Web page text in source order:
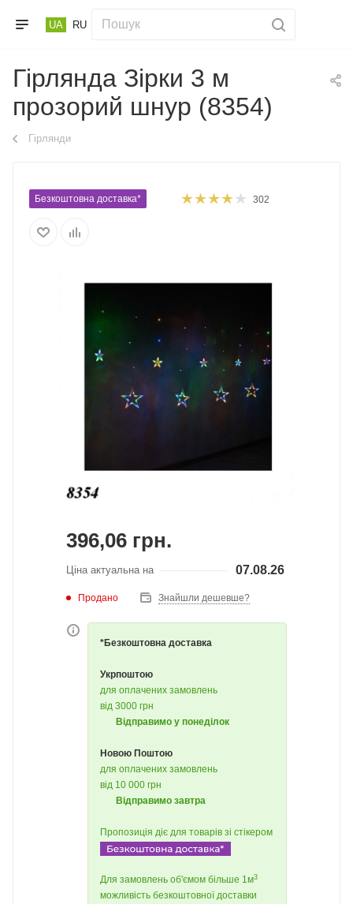
UA RU
Гірлянда Зірки 3 м
прозорий шнур (8354)
Гірлянди
Безкоштовна доставка* 302
396,06 грн.
Ціна актуальна на 07.08.26
Продано Знайшли дешевше?
*Безкоштовна доставка
Укрпоштою
для оплачених замовлень
від 3000 грн
Відправимо у понеділок
Новою Поштою
для оплачених замовлень
від 10 000 грн
Відправимо завтра
Пропозиція діє для товарів зі стікером
Для замовлень об'ємом більше 1м3
можливість безкоштовної доставки